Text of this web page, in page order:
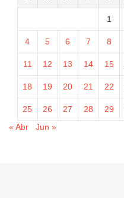
1
4 5 6 7 8
11 12 13 14 15
18 19 20 21 22
25 26 27 28 29
« Abr
Jun »